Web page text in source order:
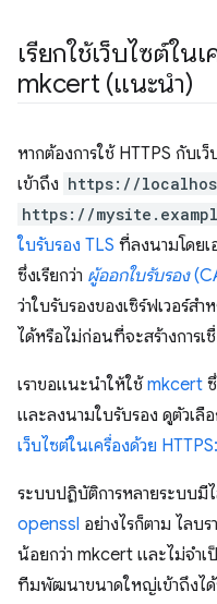
เรียกใช้เว็บไซต์ใน
mkcert (แนะนำ)
หากต้องการใช้ HTTPS กับเ
เข้าถึง https://
https://
ใบรับรอง TLS ที่ลงนามโดย
ซึ่งเรียกว่า ผู้ออกใบรับรอง
ว่าใบรับรองของเซิร์ฟเวอร์ส
ได้หรือไม่ก่อนที่จะสร้างการเ
เราขอแนะนำให้ใช้ mkcert
และลงนามใบรับรอง ดูตัวเ
เว็บไซต์ในเครื่องด้วย
ระบบปฏิบัติการหลายระบบมีไ
openssl อย่างไรก็ตาม ไลบ
น้อยกว่า mkcert และไม่จำ
ทีมพัฒนาขนาดใหญ่เข้าถึงไ